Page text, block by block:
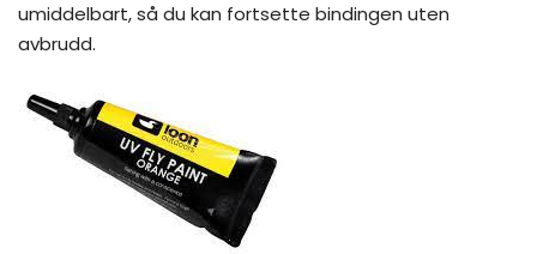
umiddelbart, så du kan fortsette bindingen uten
avbrudd.